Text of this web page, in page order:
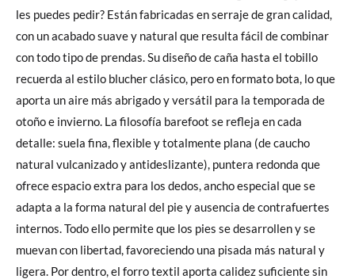
les puedes pedir? Están fabricadas en serraje de gran calidad,
con un acabado suave y natural que resulta fácil de combinar
con todo tipo de prendas. Su diseño de caña hasta el tobillo
recuerda al estilo blucher clásico, pero en formato bota, lo que
aporta un aire más abrigado y versátil para la temporada de
otoño e invierno. La filosofía barefoot se refleja en cada
detalle: suela fina, flexible y totalmente plana (de caucho
natural vulcanizado y antideslizante), puntera redonda que
ofrece espacio extra para los dedos, ancho especial que se
adapta a la forma natural del pie y ausencia de contrafuertes
internos. Todo ello permite que los pies se desarrollen y se
muevan con libertad, favoreciendo una pisada más natural y
ligera. Por dentro, el forro textil aporta calidez suficiente sin